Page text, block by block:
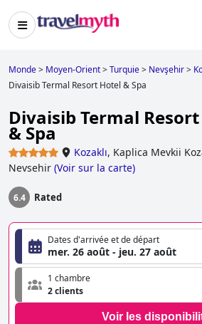
Monde> Moyen-Orient>Turquie> Nevşehir>
Divaisib Termal Resort Hotel & Spa
Divaisib Termal
& Spa
Kozaklı, Kaplica Mevkii
Nevsehir (Voir sur la carte)
6.4 Rated
Dates d'arrivée et de départ
mer. 26 août - jeu. 27 août
1 chambre
2 clients
Voir les